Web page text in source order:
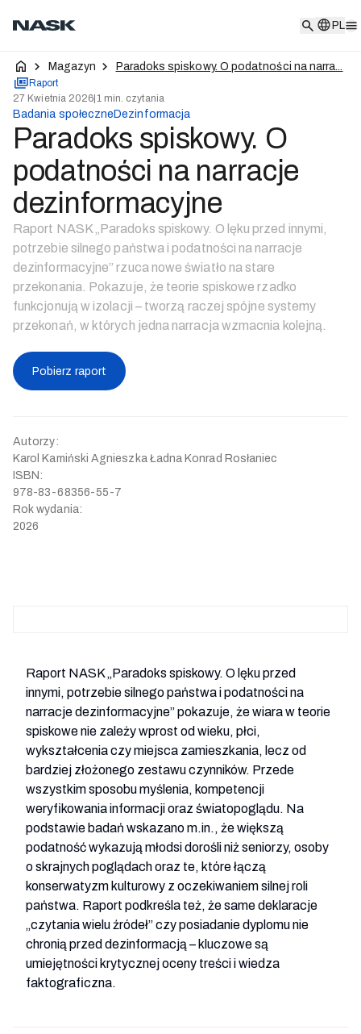
PL
Magazyn Paradoks spiskowy. O podatności na narra...
Raport
27 Kwietnia 2026 1 min. czytania
Badania społeczne Dezinformacja
Paradoks spiskowy. O
podatności na narracje
dezinformacyjne
Raport NASK „Paradoks spiskowy. O lęku przed innymi,
potrzebie silnego państwa i podatności na narracje
dezinformacyjne” rzuca nowe światło na stare
przekonania. Pokazuje, że teorie spiskowe rzadko
funkcjonują w izolacji – tworzą raczej spójne systemy
przekonań, w których jedna narracja wzmacnia kolejną.
Pobierz raport
Autorzy:
Karol Kamiński Agnieszka Ładna Konrad Rosłaniec
ISBN :
978-83-68356-55-7
Rok wydania:
2026
Raport NASK „Paradoks spiskowy. O lęku przed
innymi, potrzebie silnego państwa i podatności na
narracje dezinformacyjne” pokazuje, że wiara w teorie
spiskowe nie zależy wprost od wieku, płci,
wykształcenia czy miejsca zamieszkania, lecz od
bardziej złożonego zestawu czynników. Przede
wszystkim sposobu myślenia, kompetencji
weryfikowania informacji oraz światopoglądu. Na
podstawie badań wskazano m.in., że większą
podatność wykazują młodsi dorośli niż seniorzy, osoby
o skrajnych poglądach oraz te, które łączą
konserwatyzm kulturowy z oczekiwaniem silnej roli
państwa. Raport podkreśla też, że same deklaracje
„czytania wielu źródeł” czy posiadanie dyplomu nie
chronią przed dezinformacją – kluczowe są
umiejętności krytycznej oceny treści i wiedza
faktograficzna.